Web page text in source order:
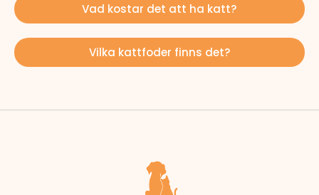
Vad kostar det att ha katt?
Vilka kattfoder finns det?